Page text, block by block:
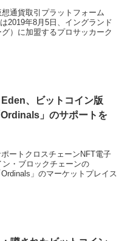
通貨取引プラットフォーム
2019年8月5日、イングランド
）に加盟するプロサッカーク
、ビットコイン版
」のサポートを
ートクロスチェーンNFT電子
・ブロックチェーンの
」のマーケットプレイス